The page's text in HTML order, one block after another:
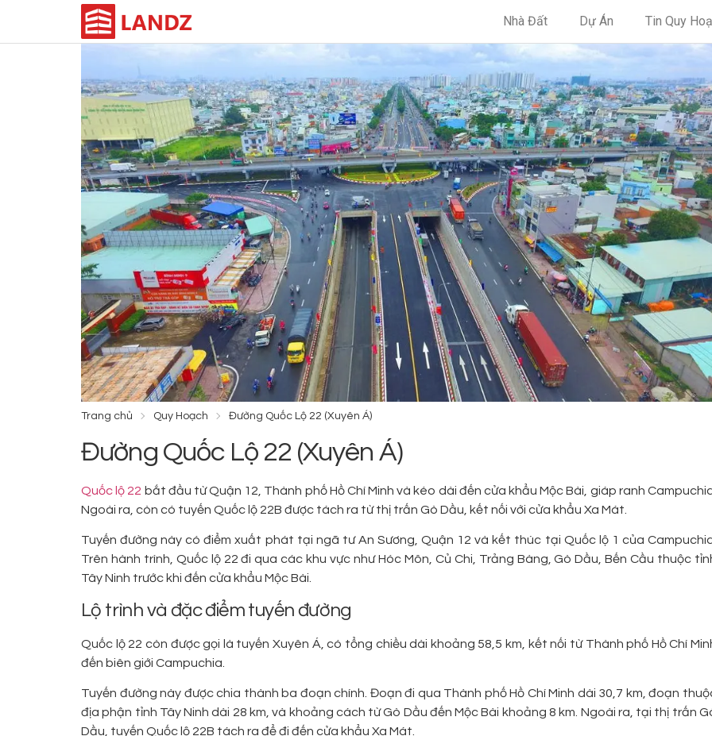
Nhà Đất Dự Án Tin Quy
Trang chủ Quy Hoạch Đường Quốc Lộ 22 (Xuyên Á)
Đường Quốc Lộ 22 (Xuyên Á)
Quốc lộ 22 bắt đầu từ Quận 12, Thành phố Hồ Chí Minh và kéo dài đến cửa khẩu Mộc Bài, giáp ranh
Ngoài ra, còn có tuyến Quốc lộ 22B được tách ra từ thị trấn Gò Dầu, kết nối với cửa khẩu Xa Mát.
Tuyến đường này có điểm xuất phát tại ngã tư An Sương, Quận 12 và kết thúc tại Quốc lộ 1 của
Trên hành trình, Quốc lộ 22 đi qua các khu vực như Hóc Môn, Củ Chi, Trảng Bàng, Gò Dầu, Bến Cầu thuộc
Tây Ninh trước khi đến cửa khẩu Mộc Bài.
Lộ trình và đặc điểm tuyến đường
Quốc lộ 22 còn được gọi là tuyến Xuyên Á, có tổng chiều dài khoảng 58,5 km, kết nối từ Thành phố Hồ Chí
đến biên giới Campuchia.
Tuyến đường này được chia thành ba đoạn chính. Đoạn đi qua Thành phố Hồ Chí Minh dài 30,7 km, đoạn
địa phận tỉnh Tây Ninh dài 28 km, và khoảng cách từ Gò Dầu đến Mộc Bài khoảng 8 km. Ngoài ra, tại thị trấn
Dầu, tuyến Quốc lộ 22B tách ra để đi đến cửa khẩu Xa Mát.